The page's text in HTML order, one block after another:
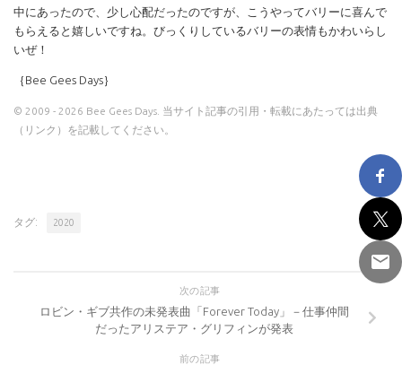
中にあったので、少し心配だったのですが、こうやってバリーに喜んで
もらえると嬉しいですね。びっくりしているバリーの表情もかわいらし
いぜ！
｛Bee Gees Days｝
© 2009 - 2026 Bee Gees Days. 当サイト記事の引用・転載にあたっては出典
（リンク）を記載してください。
タグ: 2020
次の記事
ロビン・ギブ共作の未発表曲「Forever Today」－仕事仲間
だったアリステア・グリフィンが発表
前の記事